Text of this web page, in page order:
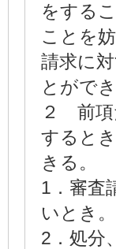
をする
ことを
請求に
とがで
２ 前項
すると
きる。
1．審査
いとき。
2．処分